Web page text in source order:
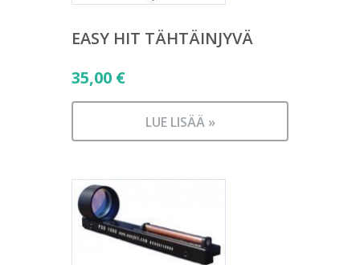
EASY HIT TÄHTÄINJYVÄ
35,00 €
LUE LISÄÄ »